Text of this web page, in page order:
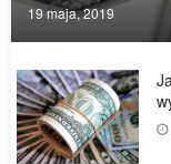
Posted
on
19 maja, 2019